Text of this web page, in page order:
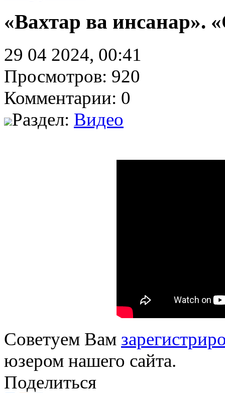
«Вахтар ва
29 04 2024, 00:41
Просмотров: 920
Комментарии: 0
Раздел: Видео
Советуем Вам
юзером нашего сайта.
Поделиться